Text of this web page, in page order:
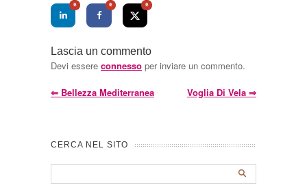
0 0 0
Lascia un commento
Devi essere connesso per inviare un commento.
⇐ Bellezza Mediterranea Voglia Di Vela ⇒
CERCA NEL SITO